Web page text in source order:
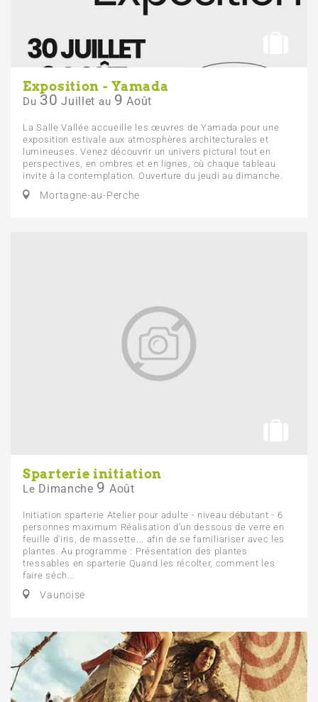
Exposition - Yamada
Du 30 Juillet au 9 Août
La Salle Vallée accueille les œuvres de Yamada pour une
exposition estivale aux atmosphères architecturales et
lumineuses. Venez découvrir un univers pictural tout en
perspectives, en ombres et en lignes, où chaque tableau
invite à la contemplation. Ouverture du jeudi au dimanche.
Mortagne-au-Perche
Sparterie initiation
Le Dimanche 9 Août
Initiation sparterie Atelier pour adulte - niveau débutant - 6
personnes maximum Réalisation d’un dessous de verre en
feuille d'iris, de massette... afin de se familiariser avec les
plantes. Au programme : Présentation des plantes
tressables en sparterie Quand les récolter, comment les
faire séch...
Vaunoise